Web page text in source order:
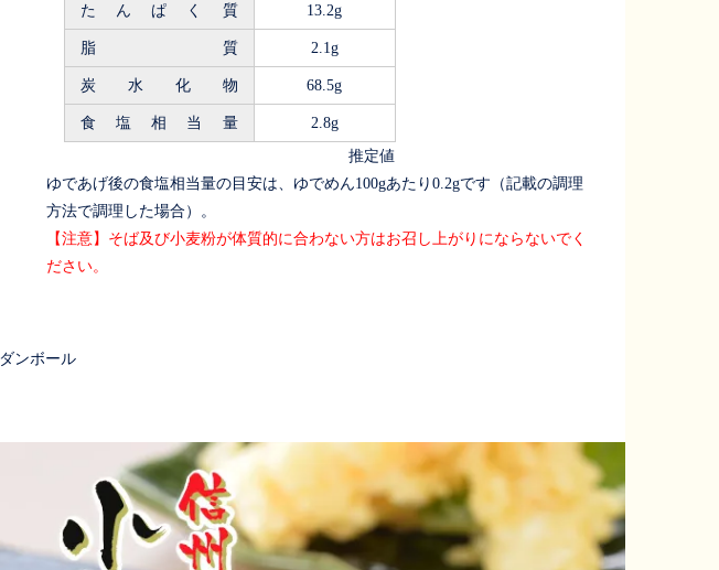
たんぱく質 13.2g
脂質 2.1g
炭水化物 68.5g
食塩相当量
2.8g
推定値
ゆであげ後の食塩相当量の目安は、ゆでめん100gあたり0.2gです（記載の調理
方法で調理した場合）。
【注意】そば及び小麦粉が体質的に合わない方はお召し上がりにならないでく
ださい。
ダンボール